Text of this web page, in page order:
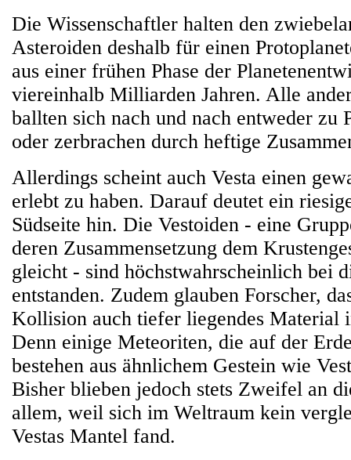
Die Wissenschaftler halten den
Asteroiden deshalb für einen
aus einer frühen Phase der
viereinhalb Milliarden Jahren. Alle
ballten sich nach und nach entweder zu
oder zerbrachen durch heftige
Allerdings scheint auch Vesta einen
erlebt zu haben. Darauf deutet ein
Südseite hin. Die Vestoiden - eine
deren Zusammensetzung dem
gleicht - sind höchstwahrscheinlich bei
entstanden. Zudem glauben Forscher,
Kollision auch tiefer liegendes Material
Denn einige Meteoriten, die auf der
bestehen aus ähnlichem Gestein wie
Bisher blieben jedoch stets Zweifel an
allem, weil sich im Weltraum kein
Vestas Mantel fand.